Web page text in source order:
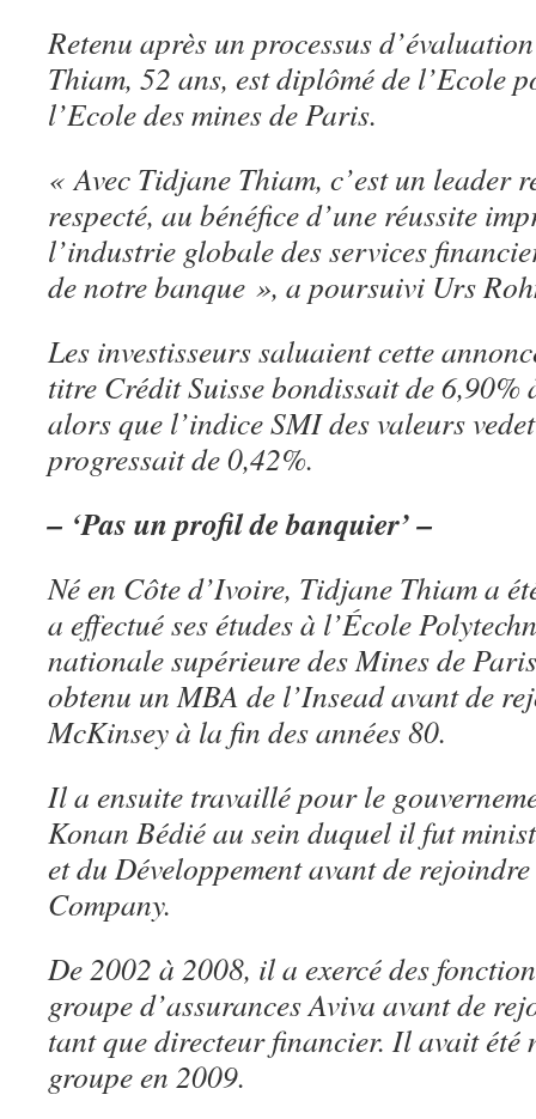
Retenu après un processus
Thiam, 52 ans, est diplômé de l’Ecole
l’Ecole des mines de Paris.
« Avec Tidjane Thiam, c’est un leader
respecté, au bénéfice d’une réussite
l’industrie globale des services
de notre banque », a poursuivi Urs
Les investisseurs saluaient cette
titre Crédit Suisse bondissait de 6,90%
alors que l’indice SMI des valeurs
progressait de 0,42%.
– ‘Pas un profil de banquier’ –
Né en Côte d’Ivoire, Tidjane Thiam a
a effectué ses études à l’École
nationale supérieure des Mines de
obtenu un MBA de l’Insead avant de
McKinsey à la fin des années 80.
Il a ensuite travaillé pour le
Konan Bédié au sein duquel il fut
et du Développement avant de
Company.
De 2002 à 2008, il a exercé des
groupe d’assurances Aviva avant de
tant que directeur financier. Il avait été
groupe en 2009.